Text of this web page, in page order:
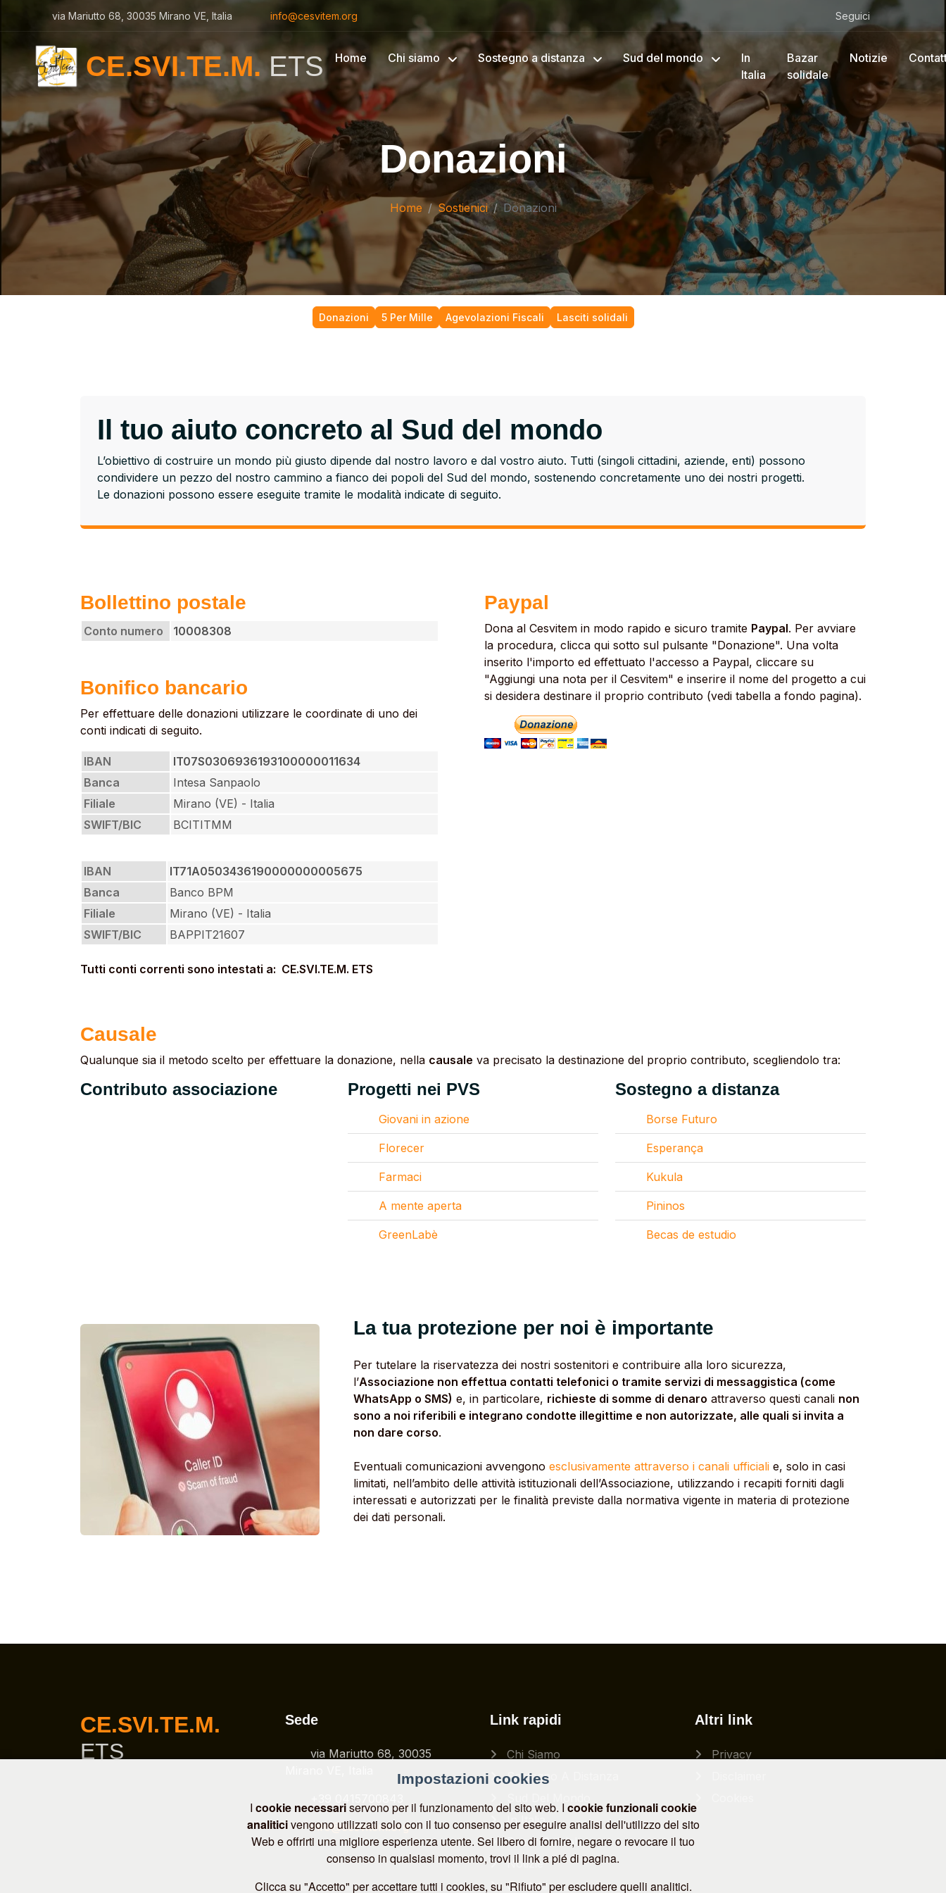
via Mariutto 68, 30035 Mirano VE, Italia info@cesvitem.org Seguici
CE.SVI.TE.M. ETS Home Chi siamo Sostegno a distanza Sud del mondo
In
Italia
Bazar
solidale
Notizie
Donazioni
Home Sostienici Donazioni
Donazioni 5 Per Mille Agevolazioni Fiscali Lasciti solidali
Il tuo aiuto concreto al Sud del mondo
L’obiettivo di costruire un mondo più giusto dipende dal nostro lavoro e dal vostro aiuto. Tutti (singoli cittadini, aziende, enti) possono
condividere un pezzo del nostro cammino a fianco dei popoli del Sud del mondo, sostenendo concretamente uno dei nostri progetti.
Le donazioni possono essere eseguite tramite le modalità indicate di seguito.
Bollettino postale
Conto numero 10008308
Bonifico bancario
Per effettuare delle donazioni utilizzare le coordinate di uno dei
conti indicati di seguito.
IBAN
IT07S0306936193100000011634
Banca
Intesa Sanpaolo
Filiale
Mirano (VE) - Italia
SWIFT/BIC
BCITITMM
IBAN
IT71A0503436190000000005675
Banca
Banco BPM
Filiale
Mirano (VE) - Italia
SWIFT/BIC
BAPPIT21607
Tutti conti correnti sono intestati a: CE.SVI.TE.M. ETS
Paypal
Dona al Cesvitem in modo rapido e sicuro tramite Paypal. Per avviare
la procedura, clicca qui sotto sul pulsante "Donazione". Una volta
inserito l'importo ed effettuato l'accesso a Paypal, cliccare su
"Aggiungi una nota per il Cesvitem" e inserire il nome del progetto a cui
si desidera destinare il proprio contributo (vedi tabella a fondo pagina).
Causale
Qualunque sia il metodo scelto per effettuare la donazione, nella causale va precisato la destinazione del proprio contributo, scegliendolo tra:
Contributo associazione Progetti nei PVS
Giovani in azione
Florecer
Farmaci
A mente aperta
GreenLabè
Sostegno a distanza
Borse Futuro
Esperança
Kukula
Pininos
Becas de estudio
La tua protezione per noi è importante
Per tutelare la riservatezza dei nostri sostenitori e contribuire alla loro sicurezza,
l’Associazione non effettua contatti telefonici o tramite servizi di messaggistica (come
WhatsApp o SMS) e, in particolare, richieste di somme di denaro attraverso questi canali non
sono a noi riferibili e integrano condotte illegittime e non autorizzate, alle quali si invita a
non dare corso.
Eventuali comunicazioni avvengono esclusivamente attraverso i canali ufficialie, solo in casi
limitati, nell’ambito delle attività istituzionali dell’Associazione, utilizzando i recapiti forniti dagli
interessati e autorizzati per le finalità previste dalla normativa vigente in materia di protezione
dei dati personali.
CE.SVI.TE.M.
ETS
Sede
via Mariutto 68, 30035
info@cesvitem.org
Link rapidi
Chi Siamo
Sostegno A Distanza
In Italia
Bazar Solidale
Notizie
Contatti
Altri link
Privacy
Impostazioni cookies
I cookie necessariservono per il funzionamento del sito web. I cookie funzionalicookie
analiticivengono utilizzati solo con il tuo consenso per eseguire analisi dell'utilizzo del sito
Web e offrirti una migliore esperienza utente. Sei libero di fornire, negare o revocare il tuo
consenso in qualsiasi momento, trovi il link a pié di pagina.
Clicca su "Accetto" per accettare tutti i cookies, su "Rifiuto" per escludere quelli analitici.